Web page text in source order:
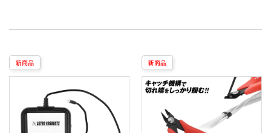
新商品 新商品